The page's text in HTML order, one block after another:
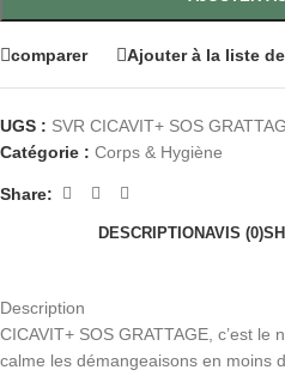
comparer Ajouter à la liste
UGS : SVR CICAVIT+ SOS
Catégorie : Corps & Hygiène
Share:
DESCRIPTIONAVIS (0)
Description
CICAVIT+ SOS GRATTAGE, c’est
calme les démangeaisons en moins